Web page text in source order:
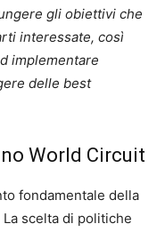
gli obiettivi che
interessate, così
implementare
delle best
World Circuit
fondamentale della
La scelta di politiche